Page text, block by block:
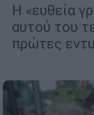
Η «ευθεία
αυτού του
πρώτες